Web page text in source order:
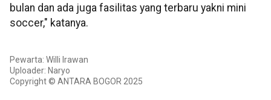
bulan dan ada juga fasilitas yang terbaru yakni mini
soccer," katanya.
Pewarta: Willi Irawan
Uploader: Naryo
Copyright © ANTARA BOGOR 2025